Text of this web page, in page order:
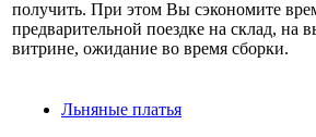
получить. При этом Вы сэкономите
предварительной поездке на склад, на
витрине, ожидание во время сборки.
Льняные платья